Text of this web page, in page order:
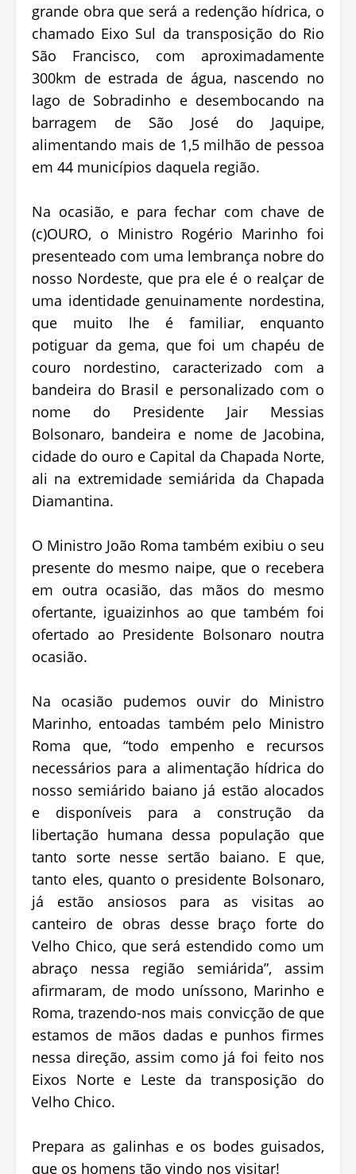
grande obra que será a redenção hídrica, o
chamado Eixo Sul da transposição do Rio
São Francisco, com aproximadamente
300km de estrada de água, nascendo no
lago de Sobradinho e desembocando na
barragem de São José do Jaquipe,
alimentando mais de 1,5 milhão de pessoa
em 44 municípios daquela região.
Na ocasião, e para fechar com chave de
(c)OURO, o Ministro Rogério Marinho foi
presenteado com uma lembrança nobre do
nosso Nordeste, que pra ele é o realçar de
uma identidade genuinamente nordestina,
que muito lhe é familiar, enquanto
potiguar da gema, que foi um chapéu de
couro nordestino, caracterizado com a
bandeira do Brasil e personalizado com o
nome do Presidente Jair Messias
Bolsonaro, bandeira e nome de Jacobina,
cidade do ouro e Capital da Chapada Norte,
ali na extremidade semiárida da Chapada
Diamantina.
O Ministro João Roma também exibiu o seu
presente do mesmo naipe, que o recebera
em outra ocasião, das mãos do mesmo
ofertante, iguaizinhos ao que também foi
ofertado ao Presidente Bolsonaro noutra
ocasião.
Na ocasião pudemos ouvir do Ministro
Marinho, entoadas também pelo Ministro
Roma que, “todo empenho e recursos
necessários para a alimentação hídrica do
nosso semiárido baiano já estão alocados
e disponíveis para a construção da
libertação humana dessa população que
tanto sorte nesse sertão baiano. E que,
tanto eles, quanto o presidente Bolsonaro,
já estão ansiosos para as visitas ao
canteiro de obras desse braço forte do
Velho Chico, que será estendido como um
abraço nessa região semiárida”, assim
afirmaram, de modo uníssono, Marinho e
Roma, trazendo-nos mais convicção de que
estamos de mãos dadas e punhos firmes
nessa direção, assim como já foi feito nos
Eixos Norte e Leste da transposição do
Velho Chico.
Prepara as galinhas e os bodes guisados,
que os homens tão vindo nos visitar!